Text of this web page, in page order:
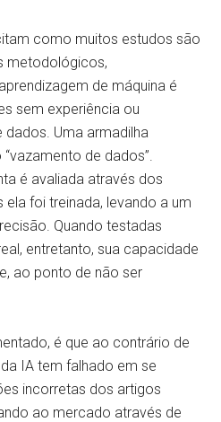
como muitos estudos são
metodológicos,
de máquina é
sem experiência ou
Uma armadilha
de dados”.
é avaliada através dos
foi treinada, levando a um
Quando testadas
entretanto, sua capacidade
ao ponto de não ser
é que ao contrário de
IA tem falhado em se
incorretas dos artigos
ao mercado através de